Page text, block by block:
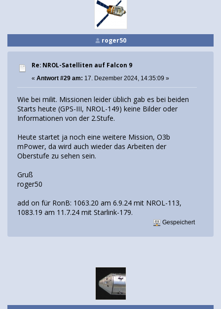
roger50
Re: NROL-Satelliten auf Falcon 9
« Antwort #29 am: 17. Dezember 2024, 14:35:09 »
Wie bei milit. Missionen leider üblich gab es bei beiden
Starts heute (GPS-III, NROL-149) keine Bilder oder
Informationen von der 2.Stufe.
Heute startet ja noch eine weitere Mission, O3b
mPower, da wird auch wieder das Arbeiten der
Oberstufe zu sehen sein.
Gruß
roger50
add on für RonB: 1063.20 am 6.9.24 mit NROL-113,
1083.19 am 11.7.24 mit Starlink-179.
Gespeichert